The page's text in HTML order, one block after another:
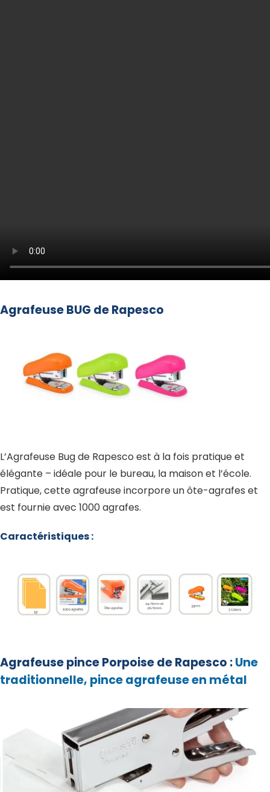
Agrafeuse BUG de Rapesco
L’Agrafeuse Bug de Rapesco est à la fois pratique et
élégante – idéale pour le bureau, la maison et l’école.
Pratique, cette agrafeuse incorpore un ôte-agrafes et
est fournie avec 1000 agrafes.
Caractéristiques :
Agrafeuse pince Porpoise de Rapesco :Une
traditionnelle, pince agrafeuse en métal